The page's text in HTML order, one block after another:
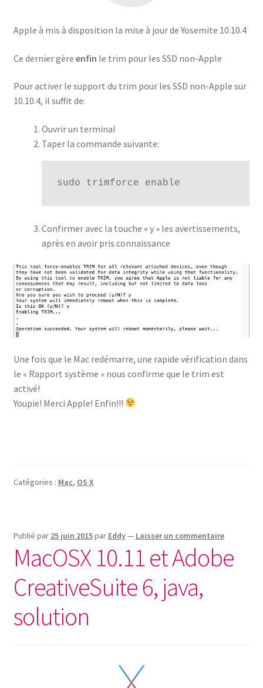
Apple à mis à disposition la mise à jour de Yosemite 10.10.4
Ce dernier gère enfin le trim pour les SSD non-Apple
Pour activer le support du trim pour les SSD non-Apple sur
10.10.4, il suffit de:
Ouvrir un terminal
Taper la commande suivante:
sudo trimforce enable
Confirmer avec la touche « y » les avertissements,
après en avoir pris connaissance
Une fois que le Mac redémarre, une rapide vérification dans
le « Rapport système » nous confirme que le trim est
activé!
Youpie! Merci Apple! Enfin!!!
Catégories : Mac, OS X
Publié par 25 juin 2015par Eddy— Laisser un commentaire
MacOSX 10.11 et Adobe
CreativeSuite 6, java,
solution